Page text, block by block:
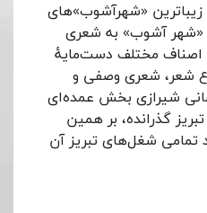
«شهرآشوب»‌های
«شهر آشوب» به شعری
مختلف دست‌مایهٔ
شعر، شعری وصفی و
شیرازی بخش عمده‌ای
گذرانده، بر همین
شغل‌های تبریز آن